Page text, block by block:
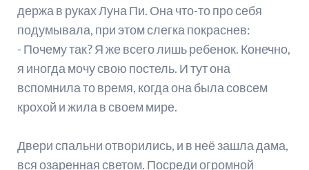
держа в руках Луна Пи. Она что-то про себя
подумывала, при этом слегка покраснев:
- Почему так? Я же всего лишь ребенок. Конечно,
я иногда мочу свою постель. И тут она
вспомнила то время, когда она была совсем
крохой и жила в своем мире.
Двери спальни отворились, и в неё зашла дама,
вся озаренная светом. Посреди огромной